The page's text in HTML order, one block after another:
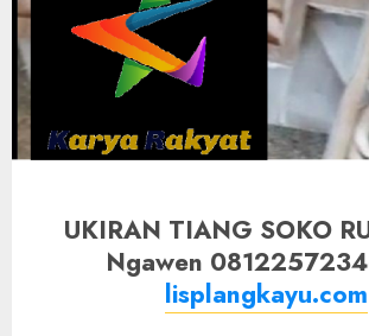
UKIRAN TIANG SOKO
Ngawen
lisplangkayu.com